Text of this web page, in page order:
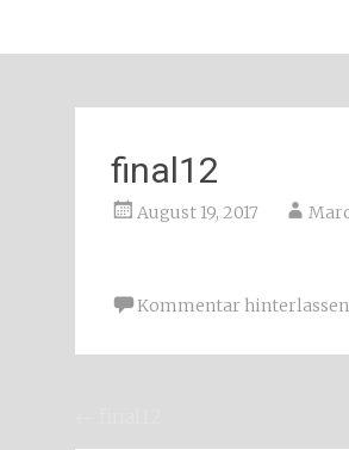
final12
August 19, 2017
Kommentar hinterlassen